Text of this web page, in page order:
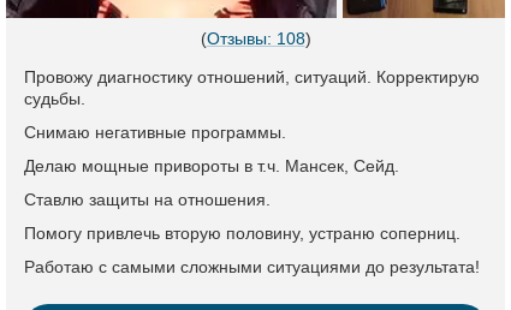
(Отзывы: 108)
Провожу диагностику отношений, ситуаций. Корректирую
судьбы.
Снимаю негативные программы.
Делаю мощные привороты в т.ч. Мансек, Сейд.
Ставлю защиты на отношения.
Помогу привлечь вторую половину, устраню соперниц.
Работаю с самыми сложными ситуациями до результата!